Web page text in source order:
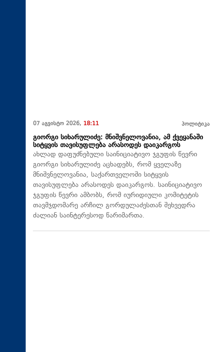
07 აგვისტო 2026, 18:11 პოლიტიკა
გიორგი სიხარულიძე: მნიშვნელოვანია, ამ ქვეყანაში
სიტყვის თავისუფლება არასოდეს დაიკარგოს
ახლად დაფუძნებული საინიციატივო ჯგუფის წევრი
გიორგი სიხარულიძე აცხადებს, რომ ყველაზე
მნიშვნელოვანია, საქართველოში სიტყვის
თავისუფლება არასოდეს დაიკარგოს. საინიციატივო
ჯგუფის წევრი ამბობს, რომ იურიდიული კომიტეტის
თავმჯდომარე არჩილ გორდულაძესთან შეხვედრა
ძალიან საინტერესოდ წარიმართა.